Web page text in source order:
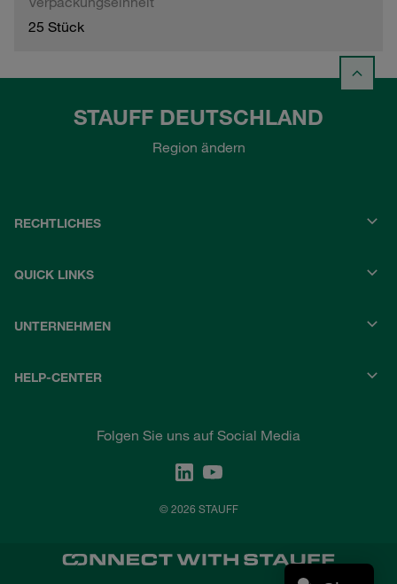
25 Stück
STAUFF DEUTSCHLAND
Region ändern
RECHTLICHES
QUICK LINKS
UNTERNEHMEN
HELP-CENTER
Folgen Sie uns auf Social Media
© 2026 STAUFF